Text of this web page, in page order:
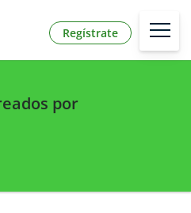
Regístrate
por